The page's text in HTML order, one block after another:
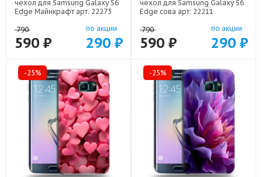
чехол для Samsung Galaxy S6
Edge Майнкрафт арт: 22273
790
590 ₽
по акции
290 ₽
чехол для Samsung Galaxy S6
Edge сова арт: 22211
790
590 ₽
по акции
290 ₽
-25% -25%